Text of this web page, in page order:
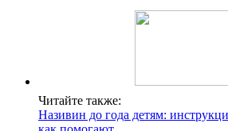
Читайте также:
Називин до года детям: